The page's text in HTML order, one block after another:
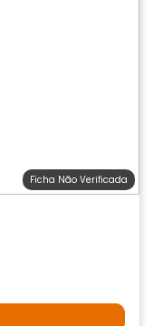
Ficha Não Verificada